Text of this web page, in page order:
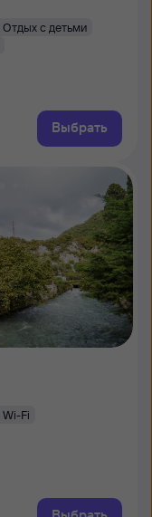
Отдых с детьми
Выбрать
Wi-Fi